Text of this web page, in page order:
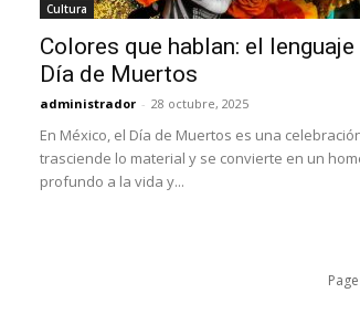
Cultura
Colores que hablan: el lenguaje
Día de Muertos
administrador - 28 octubre, 2025
En México, el Día de Muertos es una
trasciende lo material y se convierte en un
profundo a la vida y...